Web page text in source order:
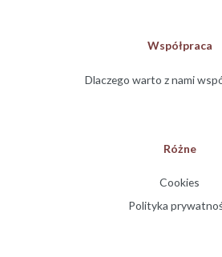
Współpraca
Dlaczego warto z nami
Różne
Cookies
Polityka